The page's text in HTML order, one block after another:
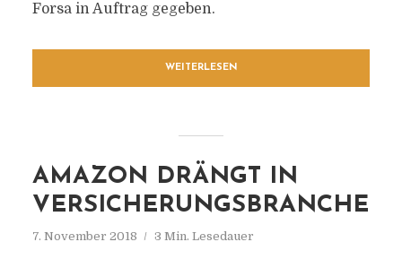
Forsa in Auftrag gegeben.
WEITERLESEN
AMAZON DRÄNGT IN
VERSICHERUNGSBRANCHE
7. November 2018 3 Min. Lesedauer